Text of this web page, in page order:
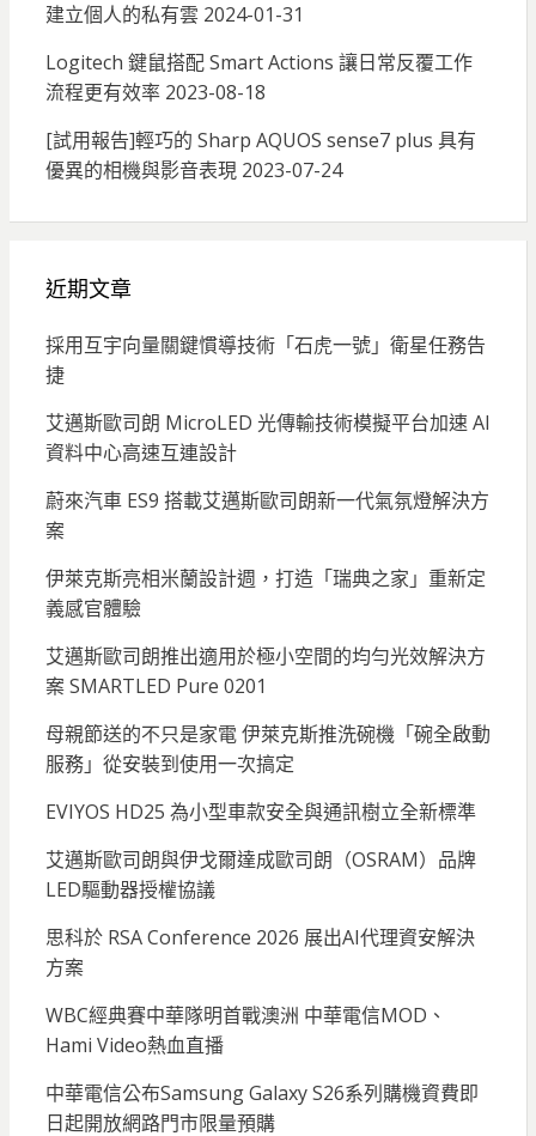
建立個人的私有雲 2024-01-31
Logitech 鍵鼠搭配 Smart Actions 讓日常反覆工作
流程更有效率 2023-08-18
[試用報告]輕巧的 Sharp AQUOS sense7 plus 具有
優異的相機與影音表現 2023-07-24
近期文章
採用互宇向量關鍵慣導技術「石虎一號」衛星任務告
捷
艾邁斯歐司朗 MicroLED 光傳輸技術模擬平台加速 AI
資料中心高速互連設計
蔚來汽車 ES9 搭載艾邁斯歐司朗新一代氣氛燈解決方
案
伊萊克斯亮相米蘭設計週，打造「瑞典之家」重新定
義感官體驗
艾邁斯歐司朗推出適用於極小空間的均勻光效解決方
案 SMARTLED Pure 0201
母親節送的不只是家電 伊萊克斯推洗碗機「碗全啟動
服務」從安裝到使用一次搞定
EVIYOS HD25 為小型車款安全與通訊樹立全新標準
艾邁斯歐司朗與伊戈爾達成歐司朗（OSRAM）品牌
LED驅動器授權協議
思科於 RSA Conference 2026 展出AI代理資安解決
方案
WBC經典賽中華隊明首戰澳洲 中華電信MOD、
Hami Video熱血直播
中華電信公布Samsung Galaxy S26系列購機資費即
日起開放網路門市限量預購